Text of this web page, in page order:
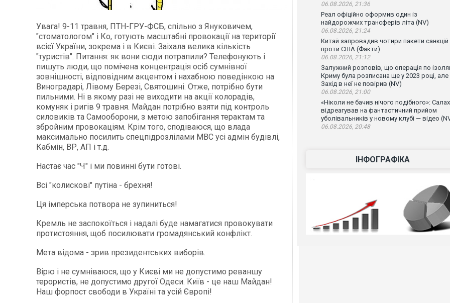
Увага! 9-11 травня, ПТН-ГРУ-ФСБ, спільно з Януковичем,
"стоматологом" і Ко, готують масштабні провокації на території
всієї України, зокрема і в Києві. Заіхала велика кількість
"туристів". Питання: як вони сюди потрапили? Телефонують і
пишуть люди, що помічена концентрація осіб сумнівної
зовнішності, відповідним акцентом і нахабною поведінкою на
Виноградарі, Лівому Березі, Святошині. Отже, потрібно бути
пильними. Ні в якому разі не виходити на акції колорадів,
комуняк і ригів 9 травня. Майдан потрібно взяти під контроль
силовиків та Самооборони, з метою запобігання терактам та
збройним провокаціям. Крім того, сподіваюся, що влада
максимально посилить спецпідрозлілами МВС усі адмін будівлі,
Кабмін, ВР, АП і т.д.
Настає час "Ч" і ми повинні бути готові.
Всі "колискові" путіна - брехня!
Ця імперська потвора не зупиниться!
Кремль не заспокоїться і надалі буде намагатися провокувати
протистояння, щоб посилювати громадянський конфлікт.
Мета відома - зрив президентських виборів.
Вірю і не сумніваюся, що у Києві ми не допустимо реваншу
терористів, не допустимо другої Одеси. Київ - це наш Майдан!
Наш форпост свободи в Україні та усій Європі!
06.08.2026, 21:36
Реал офіційно оформив один із
найдорожчих трансферів літа (NV)
06.08.2026, 21:24
Китай запровадив чотири пакети санкцій
проти США (Факти)
06.08.2026, 21:12
Залужний розповів, що операція по
Криму була розписана ще у 2023 році, але
Захід в неї не повірив (NV)
06.08.2026, 21:00
«Ніколи не бачив нічого подібного»: Салах
відреагував на фантастичний прийом
уболівальників у новому клубі — відео
06.08.2026, 20:48
ІНФОГРАФІКА